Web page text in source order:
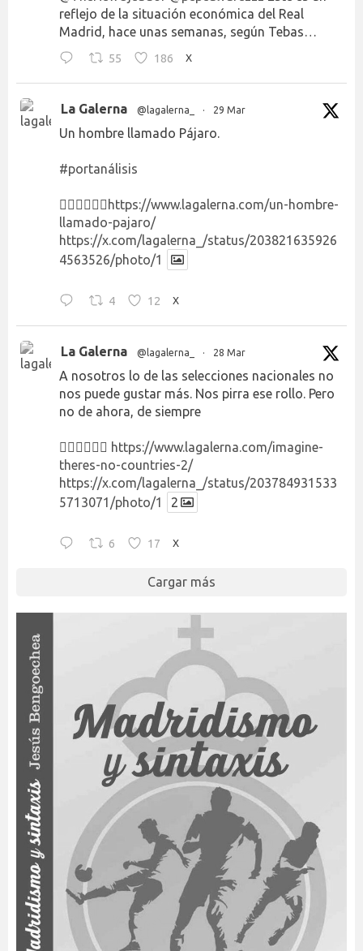
reflejo de la situación económica del Real
Madrid, hace unas semanas, según Tebas…
55 186 X
La Galerna @lagalerna_ · 29 Mar
Un hombre llamado Pájaro.
#portanálisis
👉🏻👉🏻👉🏻 https://www.lagalerna.com/un-hombre-
llamado-pajaro/
https://x.com/lagalerna_/status/203821635926
4563526/photo/1
4 12 X
La Galerna @lagalerna_ · 28 Mar
A nosotros lo de las selecciones nacionales no
nos puede gustar más. Nos pirra ese rollo. Pero
no de ahora, de siempre
👉🏻👉🏻👉🏻 https://www.lagalerna.com/imagine-
theres-no-countries-2/
https://x.com/lagalerna_/status/203784931533
5713071/photo/1
2
6 17 X
Cargar más